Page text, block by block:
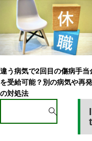
違う病気で2回目の傷病手当
を受給可能？別の病気や再
の対処法